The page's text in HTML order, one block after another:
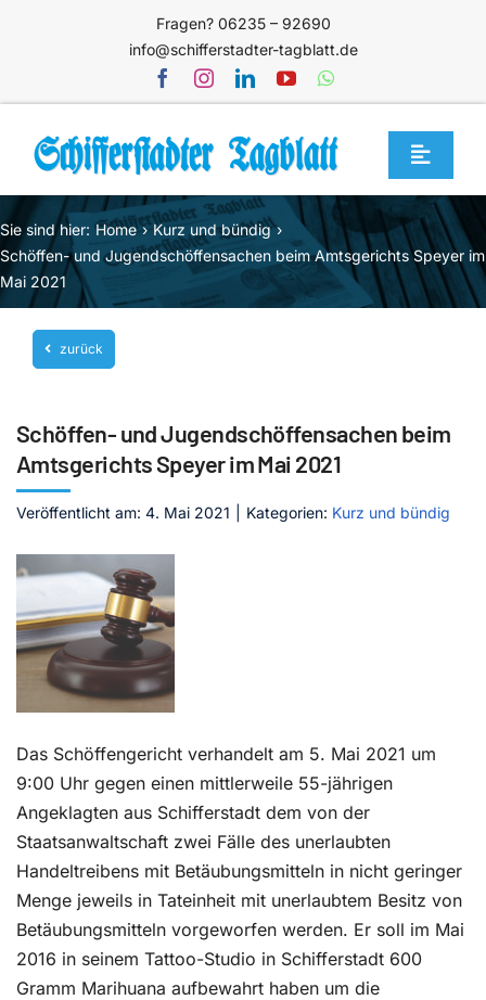
Fragen? 06235 – 92690
info@schifferstadter-tagblatt.de
Toggle
Home
Themen
Blog
Unternehmen
Mediathek
Jetzt abonnieren
Kontakt
Sie sind hier: Home
Kurz und bündig
Schöffen- und Jugendschöffensachen beim Amtsgerichts Speyer im
Mai 2021
zurück
Schöffen- und Jugendschöffensachen beim
Amtsgerichts Speyer im Mai 2021
Veröffentlicht am: 4. Mai 2021 Kategorien: Kurz und bündig
Das Schöffengericht verhandelt am 5. Mai 2021 um
9:00 Uhr gegen einen mittlerweile 55-jährigen
Angeklagten aus Schifferstadt dem von der
Staatsanwaltschaft zwei Fälle des unerlaubten
Handeltreibens mit Betäubungsmitteln in nicht geringer
Menge jeweils in Tateinheit mit unerlaubtem Besitz von
Betäubungsmitteln vorgeworfen werden. Er soll im Mai
2016 in seinem Tattoo-Studio in Schifferstadt 600
Gramm Marihuana aufbewahrt haben um die